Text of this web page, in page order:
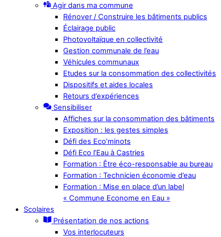
Agir dans ma commune
Rénover / Construire les bâtiments publics
Éclairage public
Photovoltaïque en collectivité
Gestion communale de l’eau
Véhicules communaux
Etudes sur la consommation des collectivités
Dispositifs et aides locales
Retours d’expériences
Sensibiliser
Affiches sur la consommation des bâtiments
Exposition : les gestes simples
Défi des Eco’minots
Défi Eco l’Eau à Castries
Formation : Être éco-responsable au bureau
Formation : Technicien économie d’eau
Formation : Mise en place d’un label
« Commune Econome en Eau »
Scolaires
Présentation de nos actions
Vos interlocuteurs